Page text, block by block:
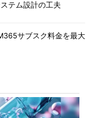
テム設計の工夫
サブスク料金を最大